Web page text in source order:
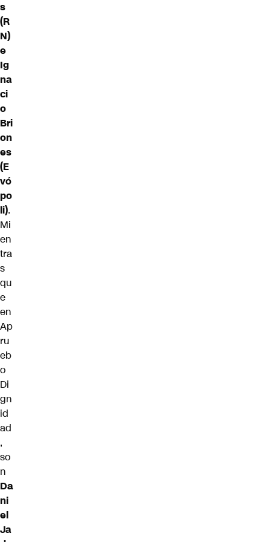
s
(R
N)
e
Ig
na
ci
o
Bri
on
es
(E
vó
po
li).
Mi
en
tra
s
qu
e
en
Ap
ru
eb
o
Di
gn
id
ad
,
so
n
Da
ni
el
Ja